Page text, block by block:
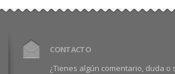
CONTACTO
¿Tienes algún comentario, duda o